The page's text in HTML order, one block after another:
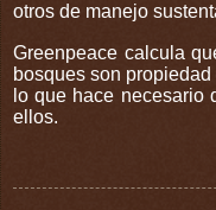
otros de manejo
Greenpeace calcula
bosques son
lo que hace necesario
ellos.